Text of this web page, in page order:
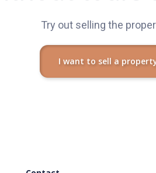
Try out selling the
I want to sell a